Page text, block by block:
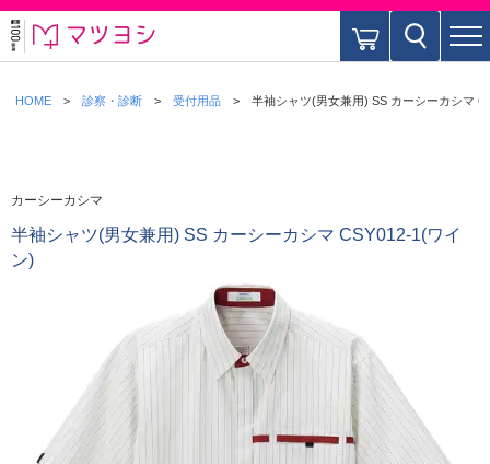
HOME 診察・診断 受付用品 半袖シャツ(男女兼用) SS カーシーカシマ
カーシーカシマ
半袖シャツ(男女兼用) SS カーシーカシマ CSY012-1(ワイ
ン)